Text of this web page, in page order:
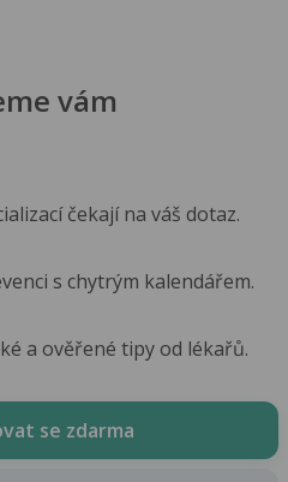
vám
čekají na váš dotaz.
s chytrým kalendářem.
a ověřené tipy od lékařů.
se zdarma